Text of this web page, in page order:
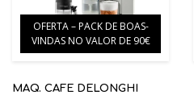
OFERTA – PACK DE BOAS-
VINDAS NO VALOR DE 90€
MAQ. CAFE DELONGHI